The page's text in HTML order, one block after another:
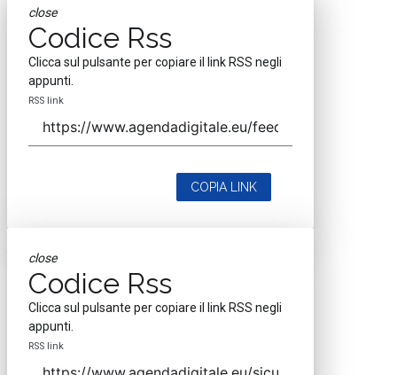
close
Codice Rss
Clicca sul pulsante per copiare il link RSS negli
appunti.
RSS link
COPIA LINK
close
Codice Rss
Clicca sul pulsante per copiare il link RSS negli
appunti.
RSS link